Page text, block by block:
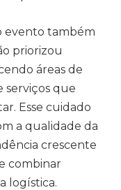
evento também
priorizou
áreas de
serviços que
Esse cuidado
a qualidade da
crescente
combinar
logística.